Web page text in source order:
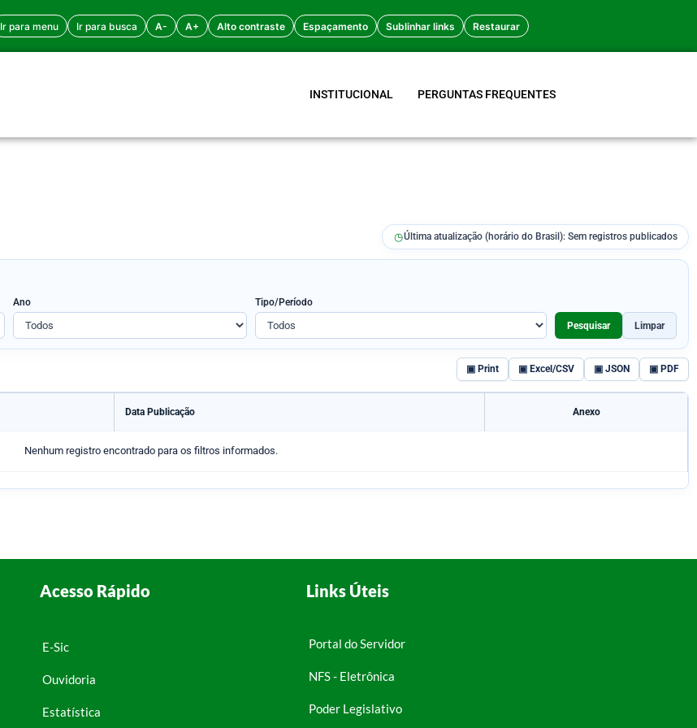
Ir para menu Ir para busca A- A+ Alto contraste Espaçamento Sublinhar links Restaurar
INSTITUCIONAL PERGUNTAS FREQUENTES
◷Última atualização (horário do Brasil): Sem registros publicados
Ano Tipo/Período
Pesquisar Limpar
▣ Print ▣ Excel/CSV ▣ JSON ▣ PDF
Data Publicação Anexo
Nenhum registro encontrado para os filtros informados.
Acesso Rápido
E-Sic
Ouvidoria
Estatística
Links Úteis
Portal do Servidor
NFS - Eletrônica
Poder Legislativo